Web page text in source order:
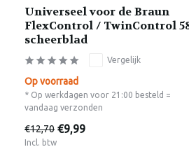
Universeel voor de Braun
FlexControl / TwinControl
scheerblad
Vergelijk
Op voorraad
* Op werkdagen voor 21:00 besteld =
vandaag verzonden
€12,70 €9,99
Incl. btw